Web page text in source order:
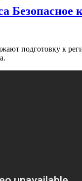
Безопасное
подготовку к